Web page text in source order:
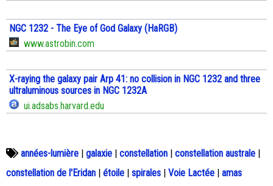
NGC 1232 - The Eye of God Galaxy (HaRGB)
www.astrobin.com
X-raying the galaxy pair Arp 41: no collision in NGC 1232 and three
ultraluminous sources in NGC 1232A
ui.adsabs.harvard.edu
années-lumière galaxie constellation constellation australe
constellation de l'Eridan
étoile spirales Voie Lactée
amas